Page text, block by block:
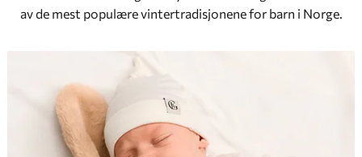
av de mest populære vintertradisjonene for barn i Norge.